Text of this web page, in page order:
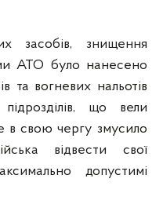
засобів, знищення
АТО було нанесено
та вогневих нальотів
що вели
в свою чергу змусило
відвести свої
допустимі